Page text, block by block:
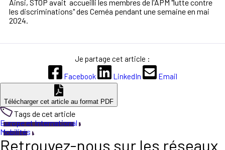
Ainsi, STOP avait accueilli les membres de l'APM "lutte contre
les discriminations" des Ceméa pendant une semaine en mai
2024
Je partage cet article :
Facebook
LinkedIn Email
Télécharger cet article au format PDF
Tags de cet article
Europe et International
Mobilités
Retrouvez-nous sur les réseaux